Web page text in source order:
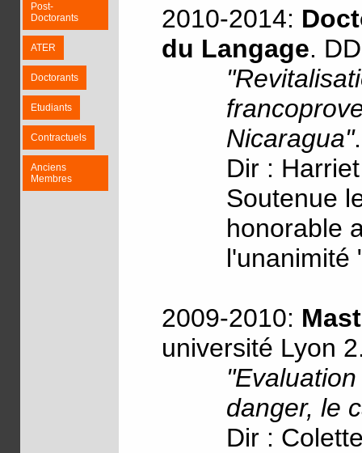
Post-
Doctorants
ATER
Doctorants
Etudiants
Contractuels
Anciens
Membres
2010-2014:
du Langage.
Nicaragua".
Dir :
Soutenue
honorable
l'unanimité
2009-2010:
université Lyon
danger, le
Dir :